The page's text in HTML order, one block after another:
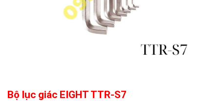
Bộ lục giác EIGHT TTR-S7